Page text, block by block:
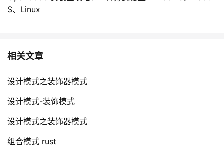
S、Linux
相关文章
设计模式之装饰器模式
设计模式-装饰模式
设计模式之装饰器模式
组合模式 rust